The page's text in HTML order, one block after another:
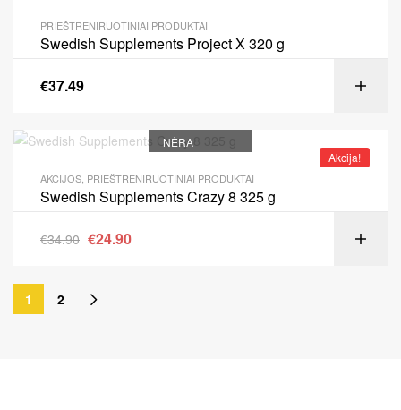
PRIEŠTRENIRUOTINIAI PRODUKTAI
Swedish Supplements Project X 320 g
€37.49
Akcija!
NĖRA
AKCIJOS, PRIEŠTRENIRUOTINIAI PRODUKTAI
Swedish Supplements Crazy 8 325 g
€34.90 €24.90
1 2